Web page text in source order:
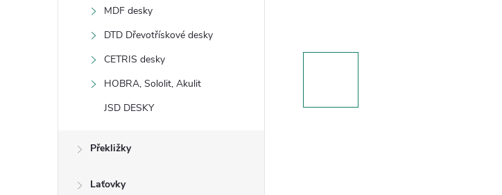
MDF desky
DTD Dřevotřískové desky
CETRIS desky
HOBRA, Sololit, Akulit
JSD DESKY
Překližky
Laťovky